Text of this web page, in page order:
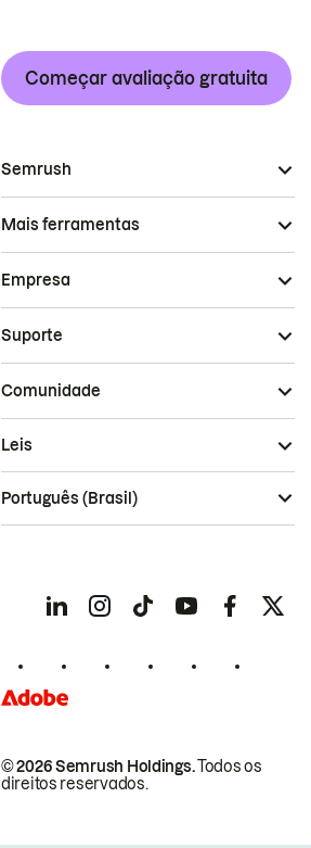
Começar avaliação gratuita
Semrush
Mais ferramentas
Empresa
Suporte
Comunidade
© 2026 Semrush Holdings.Todos os
direitos reservados.
Leis
Português (Brasil)